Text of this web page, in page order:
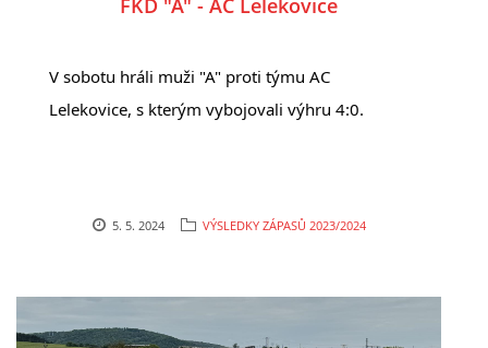
FKD "A" - AC Lelekovice
V sobotu hráli muži "A" proti týmu AC
Lelekovice, s kterým vybojovali výhru 4:0.
5. 5. 2024 VÝSLEDKY ZÁPASŮ 2023/2024